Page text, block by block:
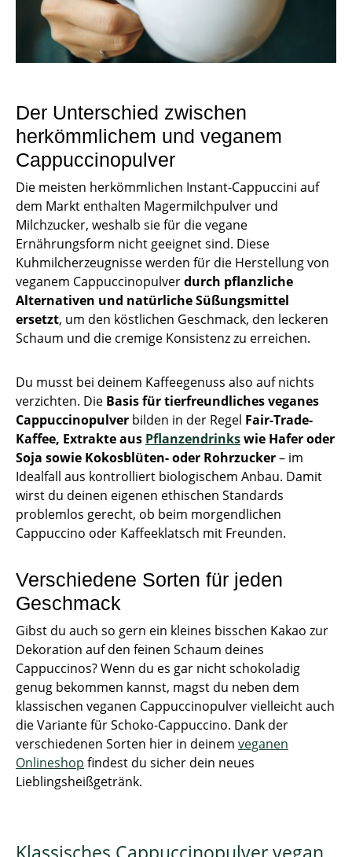
Der Unterschied zwischen
herkömmlichem und veganem
Cappuccinopulver
Die meisten herkömmlichen Instant-Cappuccini auf
dem Markt enthalten Magermilchpulver und
Milchzucker, weshalb sie für die vegane
Ernährungsform nicht geeignet sind. Diese
Kuhmilcherzeugnisse werden für die Herstellung von
veganem Cappuccinopulverdurch pflanzliche
Alternativen und natürliche Süßungsmittel
ersetzt, um den köstlichen Geschmack, den leckeren
Schaum und die cremige Konsistenz zu erreichen.
Du musst bei deinem Kaffeegenuss also auf nichts
verzichten. Die Basis für tierfreundliches veganes
Cappuccinopulver bilden in der Regel Fair-Trade-
Kaffee, Extrakte aus Pflanzendrinkswie Hafer oder
Soja sowie Kokosblüten- oder Rohrzucker– im
Idealfall aus kontrolliert biologischem Anbau. Damit
wirst du deinen eigenen ethischen Standards
problemlos gerecht, ob beim morgendlichen
Cappuccino oder Kaffeeklatsch mit Freunden.
Verschiedene Sorten für jeden
Geschmack
Gibst du auch so gern ein kleines bisschen Kakao zur
Dekoration auf den feinen Schaum deines
Cappuccinos? Wenn du es gar nicht schokoladig
genug bekommen kannst, magst du neben dem
klassischen veganen Cappuccinopulver vielleicht auch
die Variante für Schoko-Cappuccino. Dank der
verschiedenen Sorten hier in deinem veganen
Onlineshop findest du sicher dein neues
Lieblingsheißgetränk.